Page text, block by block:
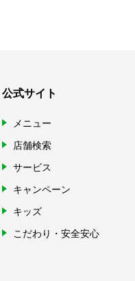
公式サイト
メニュー
店舗検索
サービス
キャンペーン
キッズ
こだわり・安全安心